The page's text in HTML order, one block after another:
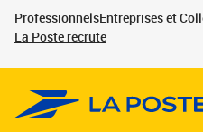
ProfessionnelsEntreprises et
La Poste recrute